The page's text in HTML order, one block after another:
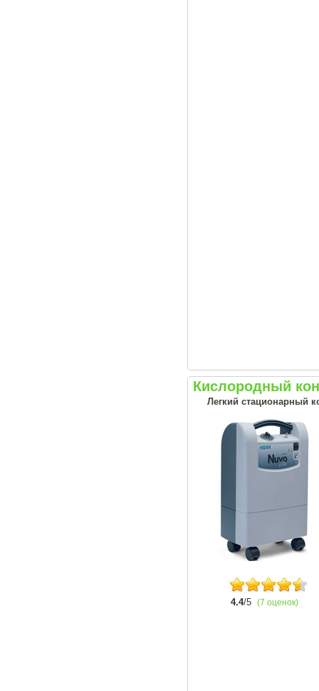
Кислородный
Легкий стационарный
4.4/5 (7 оценок)